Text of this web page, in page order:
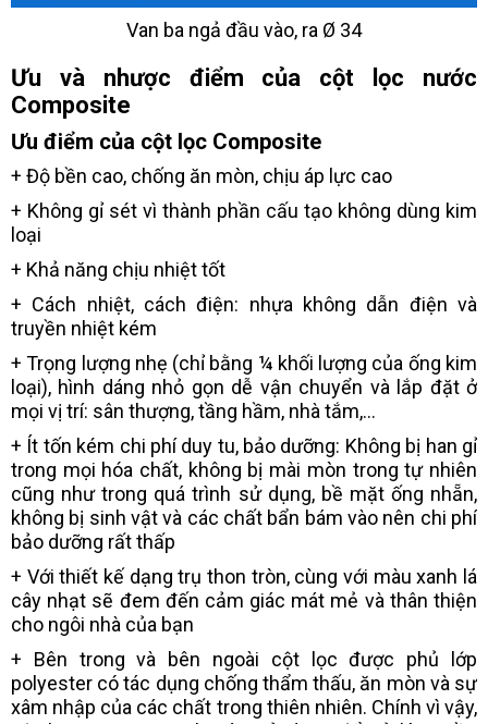
Van ba ngả đầu vào, ra Ø 34
Ưu và nhược điểm của cột lọc nước
Composite
Ưu điểm của cột lọc Composite
+ Độ bền cao, chống ăn mòn, chịu áp lực cao
+ Không gỉ sét vì thành phần cấu tạo không dùng kim
loại
+ Khả năng chịu nhiệt tốt
+ Cách nhiệt, cách điện: nhựa không dẫn điện và
truyền nhiệt kém
+ Trọng lượng nhẹ (chỉ bằng ¼ khối lượng của ống kim
loại), hình dáng nhỏ gọn dễ vận chuyển và lắp đặt ở
mọi vị trí: sân thượng, tầng hầm, nhà tắm,...
+ Ít tốn kém chi phí duy tu, bảo dưỡng: Không bị han gỉ
trong mọi hóa chất, không bị mài mòn trong tự nhiên
cũng như trong quá trình sử dụng, bề mặt ống nhẵn,
không bị sinh vật và các chất bẩn bám vào nên chi phí
bảo dưỡng rất thấp
+ Với thiết kế dạng trụ thon tròn, cùng với màu xanh lá
cây nhạt sẽ đem đến cảm giác mát mẻ và thân thiện
cho ngôi nhà của bạn
+ Bên trong và bên ngoài cột lọc được phủ lớp
polyester có tác dụng chống thẩm thấu, ăn mòn và sự
xâm nhập của các chất trong thiên nhiên. Chính vì vậy,